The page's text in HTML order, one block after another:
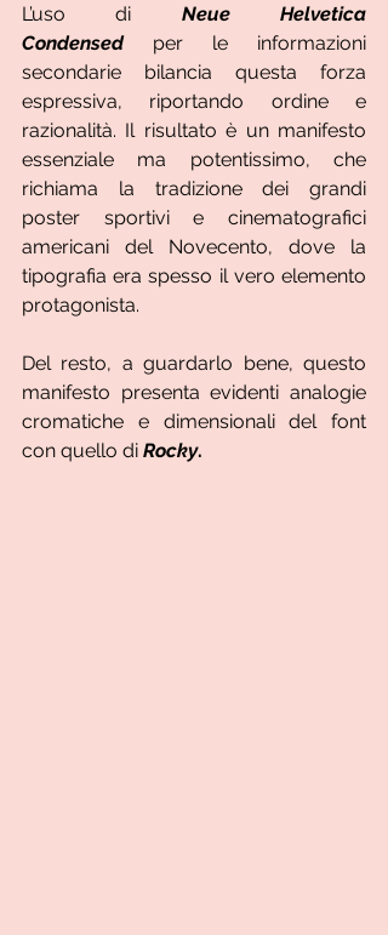
L’uso di Neue Helvetica
Condensed per le informazioni
secondarie bilancia questa forza
espressiva, riportando ordine e
razionalità. Il risultato è un manifesto
essenziale ma potentissimo, che
richiama la tradizione dei grandi
poster sportivi e cinematografici
americani del Novecento, dove la
tipografia era spesso il vero elemento
protagonista.
Del resto, a guardarlo bene, questo
manifesto presenta evidenti analogie
cromatiche e dimensionali del font
con quello di Rocky.